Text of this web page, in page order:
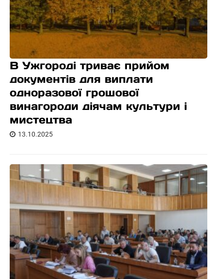
В Ужгороді триває прийом
документів для виплати
одноразової грошової
винагороди діячам культури і
мистецтва
13.10.2025